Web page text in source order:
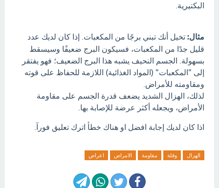
البكتيرية.
مثال: تخيل أنك تبني برجًا من المكعبات. إذا كان لديك عدد
قليل جدًا من المكعبات، فسيكون البرج ضعيفًا وسيسقط
بسهولة. الجسم النحيف يشبه هذا البرج الضعيف؛ فهو يفتقر
إلى "المكعبات" (المواد الغذائية) اللازمة للحفاظ على قوته
ومقاومته للأمراض.
لذلك، الهزال الشديد يضعف قدرة الجسم على مقاومة
الأمراض، ويجعله أكثر عرضة للإصابة بها.
اذا كان لديك إجابة افضل او هناك خطأ اترك تعليق فورآ.
الهزال وقلة مقاومة الامراض اعراض